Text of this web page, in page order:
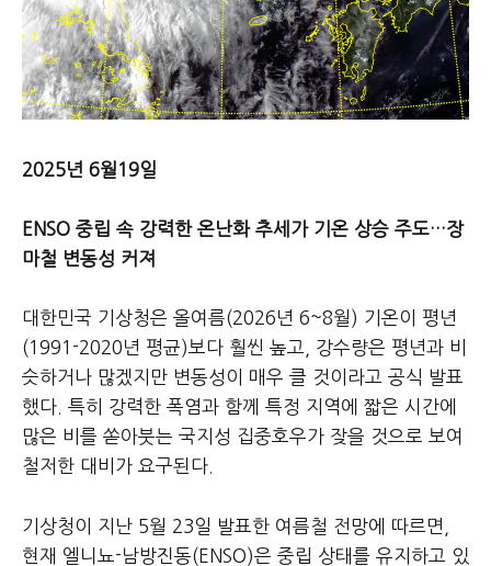
2025년 6월19일
ENSO 중립 속 강력한 온난화 추세가 기온 상승 주도…장
마철 변동성 커져
대한민국 기상청은 올여름(2026년 6~8월) 기온이 평년
(1991-2020년 평균)보다 훨씬 높고, 강수량은 평년과 비
슷하거나 많겠지만 변동성이 매우 클 것이라고 공식 발표
했다. 특히 강력한 폭염과 함께 특정 지역에 짧은 시간에
많은 비를 쏟아붓는 국지성 집중호우가 잦을 것으로 보여
철저한 대비가 요구된다.
기상청이 지난 5월 23일 발표한 여름철 전망에 따르면,
현재 엘니뇨-남방진동(ENSO)은 중립 상태를 유지하고 있